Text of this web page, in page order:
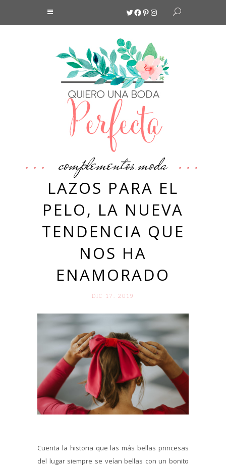
Twitter
Facebook
Pinterest
Instagram
complementos,moda
LAZOS PARA EL
PELO, LA NUEVA
TENDENCIA QUE
NOS HA
ENAMORADO
DIC 17. 2019
Cuenta la historia que las más bellas princesas
del lugar siempre se veían bellas con un bonito